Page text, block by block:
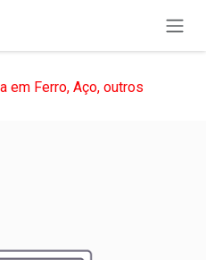
em Ferro, Aço, outros